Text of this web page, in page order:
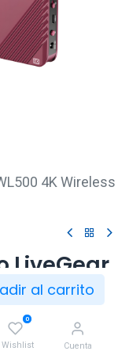
al carrito
0
Wishlist Cuenta
4K Wireless
LiveGear
500